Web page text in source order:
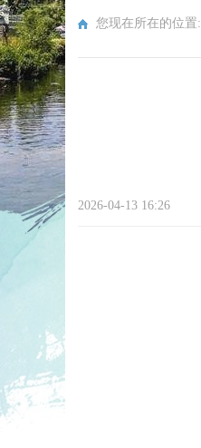
您现在所在的位置:
2026-04-13 16:26